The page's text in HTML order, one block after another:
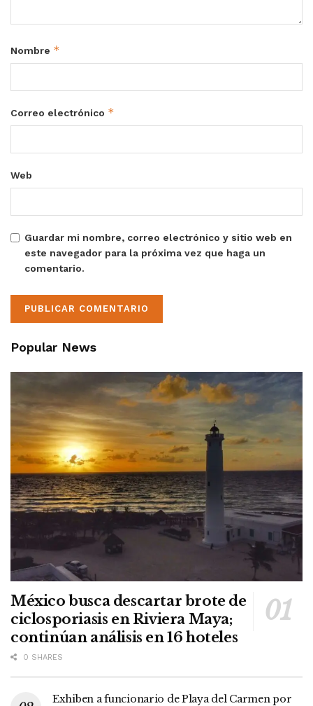
Nombre *
Correo electrónico *
Web
Guardar mi nombre, correo electrónico y sitio web en
este navegador para la próxima vez que haga un
comentario.
Popular News
México busca descartar brote de
ciclosporiasis en Riviera Maya;
continúan análisis en 16 hoteles
0 SHARES
Exhiben a funcionario de Playa del Carmen por